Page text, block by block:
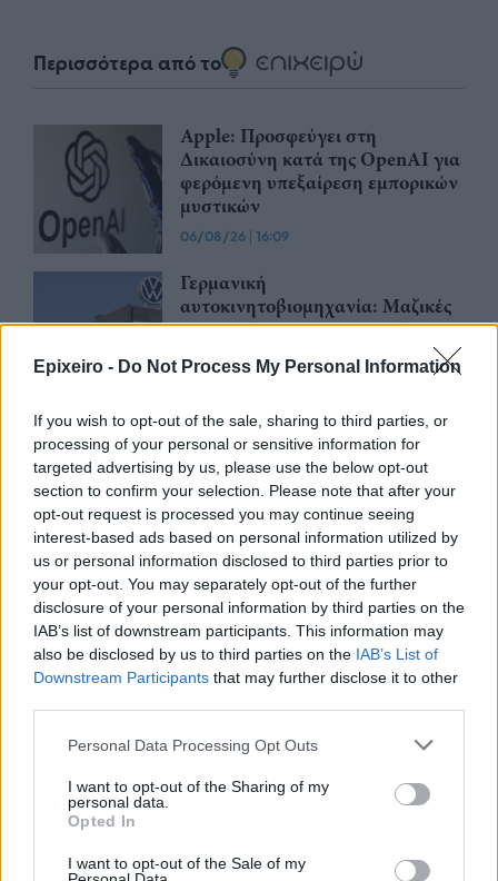
Epixeiro - Do Not Process My Personal Information
If you wish to opt-out of the sale, sharing to third parties, or
processing of your personal or sensitive information for
targeted advertising by us, please use the below opt-out
section to confirm your selection. Please note that after your
opt-out request is processed you may continue seeing
interest-based ads based on personal information utilized by
us or personal information disclosed to third parties prior to
your opt-out. You may separately opt-out of the further
disclosure of your personal information by third parties on the
IAB’s list of downstream participants. This information may
also be disclosed by us to third parties on the IAB’s List of
Downstream Participants that may further disclose it to other
Personal Data Processing Opt Outs
I want to opt-out of the Sharing of my
personal data.
Opted In
I want to opt-out of the Sale of my
Περισσότερα από το
Apple: Προσφεύγει στη
Δικαιοσύνη κατά της OpenAI για
φερόμενη υπεξαίρεση εμπορικών
μυστικών
06/08/26 | 16:09
Γερμανική
αυτοκινητοβιομηχανία: Μαζικές
περικοπές σε managers από
Volkswagen, Porsche και BMW
«Πράσινο φως» από την Κομισιόν
για τη διαπίστευση του Ελληνικού
Οργανισμού Πληρωμών
03/08/26
ING: Ενίσχυση κερδών κατά 16%
στα 1,95 δισ. ευρώ το δεύτερο
τρίμηνο, ξεπερνώντας τις
προβλέψεις της αγοράς
30/07/26|16:27
συνεργάζονται ώστε να φέρουν
πελάτες
Βραζιλία: Προσφεύγει στον ΠΟΕ